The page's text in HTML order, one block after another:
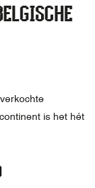
is het hét